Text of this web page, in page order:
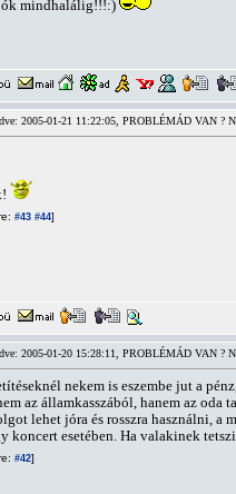
mindhalálig!!!:)
2005-01-21 11:22:05, PROBLÉMÁD VAN ?
#43 #44]
2005-01-20 15:28:11, PROBLÉMÁD VAN ?
nekem is eszembe jut a
az államkasszából, hanem az
lehet jóra és rosszra használni, a
koncert esetében. Ha valakinek
#42]